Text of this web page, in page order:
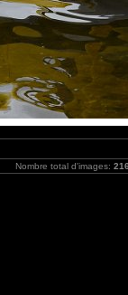
Nombre total d'images: